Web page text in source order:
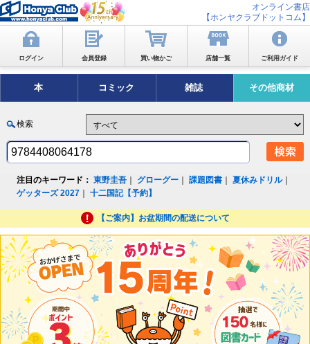
オンライン書店
【ホンヤクラブドットコム】
ログイン 会員登録 買い物かご 店舗一覧 ご利用ガイド
本 コミック 雑誌 その他商材
検索
注目のキーワード： 東野圭吾 グローグー ｜課題図書 ｜夏休みドリル｜
ゲッターズ 2027 ｜十二国記【予約】
【ご案内】お盆期間の配送について